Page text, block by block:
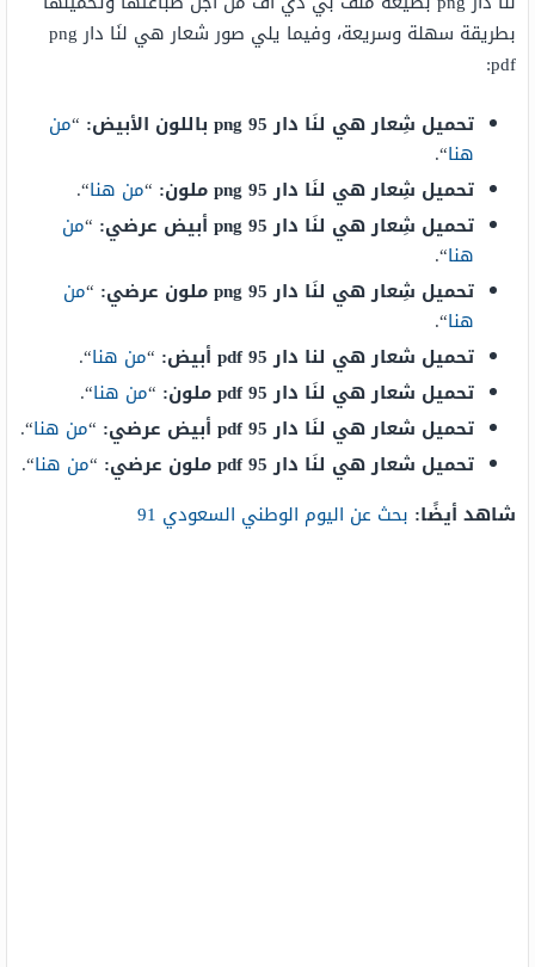
بطريقة سهلة وسريعة، وفيما يلي صور شعار هي لنَا دار png
pdf:
تحميل شِعار هي لنَا دار 95 png باللون الأبيض:
“من
هنا“.
تحميل شِعار هي لنَا دار 95 png ملون:
“من هنا“.
تحميل شِعار هي لنَا دار 95 png أبيض عرضي:
“من
هنا“.
تحميل شِعار هي لنَا دار 95 png ملون عرضي:
“من
هنا“.
تحميل شعار هي لنا دار 95 pdf أبيض:
“من هنا“.
تحميل شعار هي لنَا دار 95 pdf ملون:
“من هنا“.
تحميل شعار هي لنَا دار 95 pdf أبيض عرضي:
“من هنا“.
تحميل شعار هي لنَا دار 95 pdf ملون عرضي:
“من هنا“.
شاهد أيضًا: بحث عن اليوم الوطني السعودي 91